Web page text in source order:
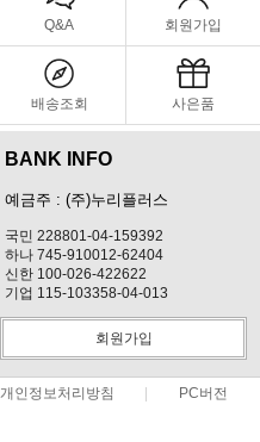
Q&A 회원가입
배송조회 사은품
BANK INFO
예금주 : (주)누리플러스
국민 228801-04-159392
하나 745-910012-62404
신한 100-026-422622
기업 115-103358-04-013
회원가입
개인정보처리방침 PC버전